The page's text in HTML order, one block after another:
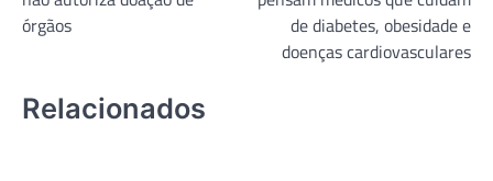
Post
órgãos
de diabetes, obesidade e
doenças cardiovasculares
Relacionados